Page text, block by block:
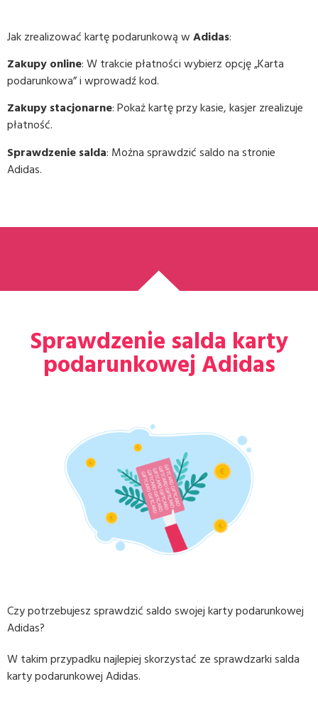
Jak zrealizować kartę podarunkową wAdidas:
Zakupy online: W trakcie płatności wybierz opcję „Karta
podarunkowa” i wprowadź kod.
Zakupy stacjonarne: Pokaż kartę przy kasie, kasjer zrealizuje
płatność.
Sprawdzenie salda: Można sprawdzić saldo na stronie
Adidas.
Sprawdzenie salda karty
podarunkowej Adidas
Czy potrzebujesz sprawdzić saldo swojej karty podarunkowej
Adidas?
W takim przypadku najlepiej skorzystać ze sprawdzarki salda
karty podarunkowej Adidas.